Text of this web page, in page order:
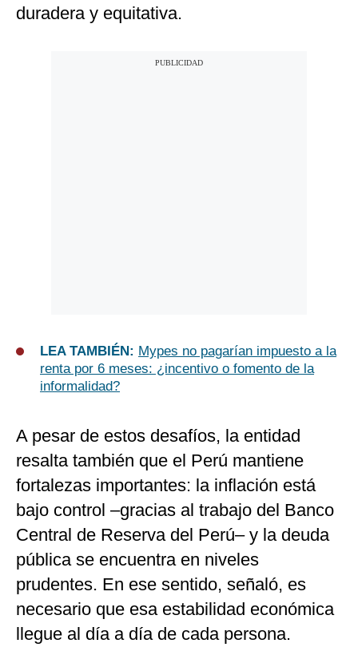
duradera y equitativa.
LEA TAMBIÉN: Mypes no pagarían impuesto a la
renta por 6 meses: ¿incentivo o fomento de la
informalidad?
A pesar de estos desafíos, la entidad
resalta también que el Perú mantiene
fortalezas importantes: la inflación está
bajo control –gracias al trabajo del Banco
Central de Reserva del Perú– y la deuda
pública se encuentra en niveles
prudentes. En ese sentido, señaló, es
necesario que esa estabilidad económica
llegue al día a día de cada persona.